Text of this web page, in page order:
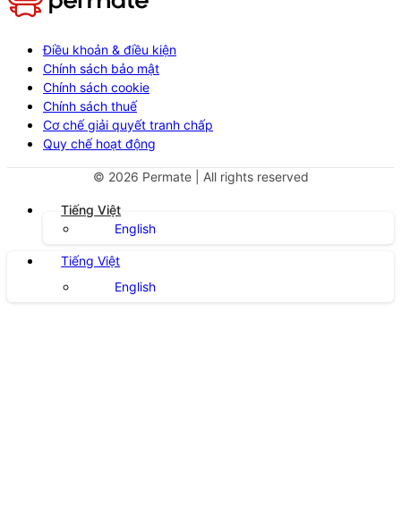
Điều khoản & điều kiện
Chính sách bảo mật
Chính sách cookie
Chính sách thuế
Cơ chế giải quyết tranh chấp
Quy chế hoạt động
© 2026 Permate | All rights reserved
Tiếng Việt
English
Tiếng Việt
English